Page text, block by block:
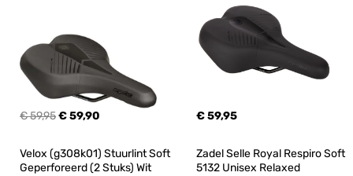
€ 59,95€ 59,90 € 59,95
Velox (g308k01) Stuurlint Soft
Geperforeerd (2 Stuks) Wit
Zadel Selle Royal Respiro Soft
5132 Unisex Relaxed